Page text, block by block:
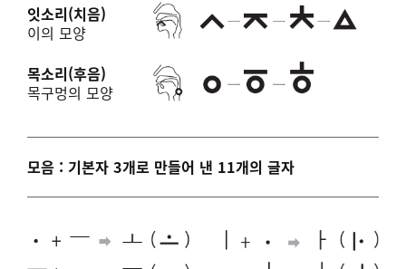
잇소리(치음)
이의 모양
목소리(후음)
목구멍의 모양
모음 : 기본자 3개로 만들어 낸 11개의 글자